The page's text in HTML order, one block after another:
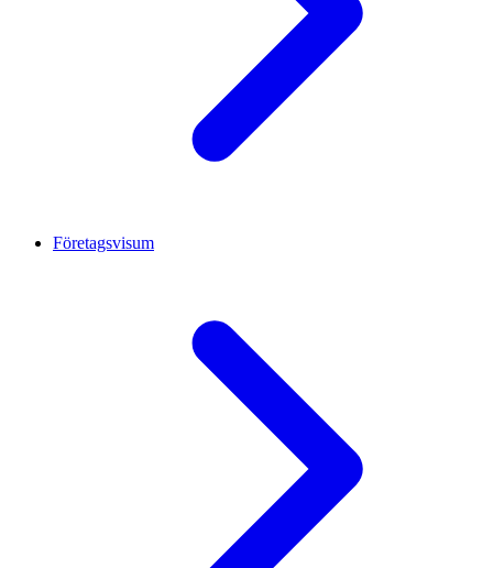
Företagsvisum